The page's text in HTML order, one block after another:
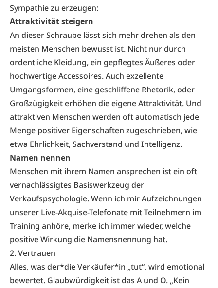
Sympathie zu erzeugen:
Attraktivität steigern
An dieser Schraube lässt sich mehr drehen als den
meisten Menschen bewusst ist. Nicht nur durch
ordentliche Kleidung, ein gepflegtes Äußeres oder
hochwertige Accessoires. Auch exzellente
Umgangsformen, eine geschliffene Rhetorik, oder
Großzügigkeit erhöhen die eigene Attraktivität. Und
attraktiven Menschen werden oft automatisch jede
Menge positiver Eigenschaften zugeschrieben, wie
etwa Ehrlichkeit, Sachverstand und Intelligenz.
Namen nennen
Menschen mit ihrem Namen ansprechen ist ein oft
vernachlässigtes Basiswerkzeug der
Verkaufspsychologie. Wenn ich mir Aufzeichnungen
unserer Live-Akquise-Telefonate mit Teilnehmern im
Training anhöre, merke ich immer wieder, welche
positive Wirkung die Namensnennung hat.
2. Vertrauen
Alles, was der*die Verkäufer*in „tut“, wird emotional
bewertet. Glaubwürdigkeit ist das A und O. „Kein